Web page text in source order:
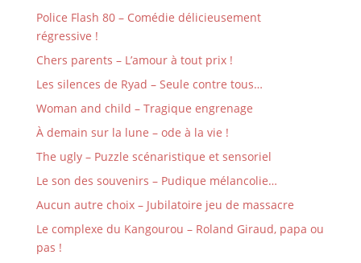
Police Flash 80 – Comédie délicieusement
régressive !
Chers parents – L’amour à tout prix !
Les silences de Ryad – Seule contre tous…
Woman and child – Tragique engrenage
À demain sur la lune – ode à la vie !
The ugly – Puzzle scénaristique et sensoriel
Le son des souvenirs – Pudique mélancolie…
Aucun autre choix – Jubilatoire jeu de massacre
Le complexe du Kangourou – Roland Giraud, papa ou
pas !